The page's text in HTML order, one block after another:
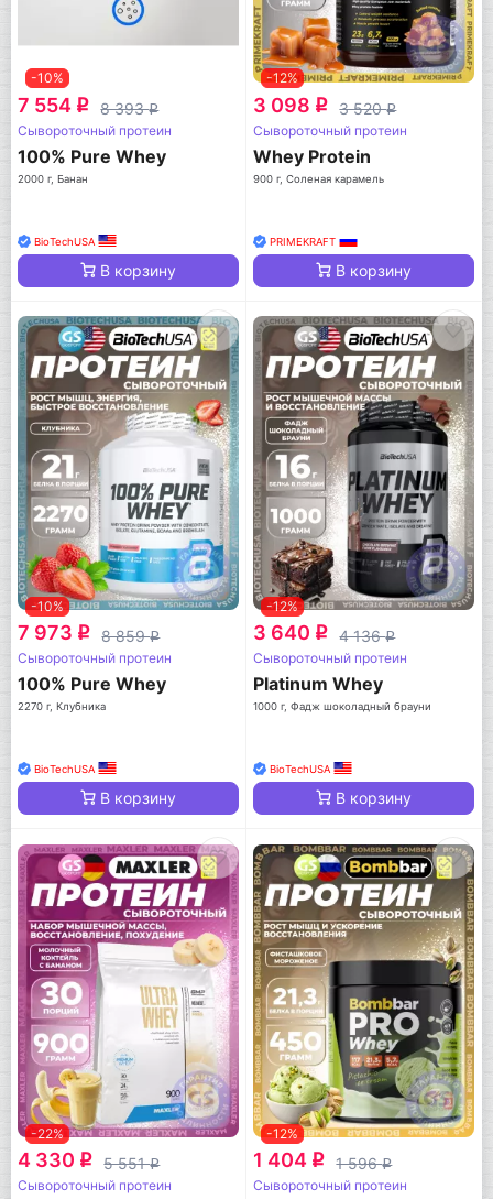
-10%
7 554 q 8 393q
Сывороточный протеин
100% Pure Whey
2000 г, Банан
BioTechUSA
В корзину
-12%
3 098 q 3 520q
Сывороточный протеин
Whey Protein
900 г, Соленая карамель
PRIMEKRAFT
В корзину
-10%
7 973 q 8 859q
Сывороточный протеин
100% Pure Whey
2270 г, Клубника
BioTechUSA
В корзину
-12%
3 640 q 4 136q
Сывороточный протеин
Platinum Whey
1000 г, Фадж шоколадный брауни
BioTechUSA
В корзину
-22%
4 330 q 5 551q
Сывороточный протеин
-12%
1 404 q 1 596q
Сывороточный протеин